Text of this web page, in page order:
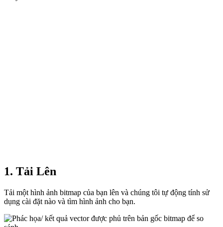
1. Tải Lên
Tải một hình ảnh bitmap của bạn lên và chúng tôi tự động tính sử
dụng cài đặt nào và tìm hình ảnh cho bạn.